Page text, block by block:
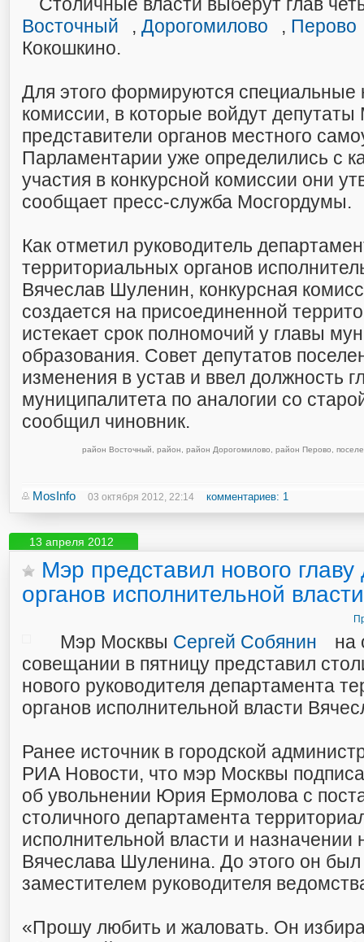
Восточный
, Дорогомилово , Перово
Кокошкино.
Для этого формируются специальные
комиссии, в которые войдут
представители органов местного
Парламентарии уже определились с
участия в конкурсной комиссии они
сообщает пресс-служба Мосгордумы.
Как отметил руководитель
территориальных органов
Вячеслав Шуленин, конкурсная
создается на присоединенной
истекает срок полномочий у главы
образования. Совет депутатов
изменения в устав и ввел должность
муниципалитета по аналогии со
сообщил чиновник.
район Восточный район район Дорогомилово район Перово
MosInfo 03 октября 2012, 22:14 комментариев: 1
13 апреля 2012
Мэр представил нового
органов исполнительной власти
Мэр Москвы Сергей Собянин
на
совещании в пятницу представил
нового руководителя департамента
органов исполнительной власти
Ранее источник в городской
РИА Новости, что мэр Москвы
об увольнении Юрия Ермолова с
столичного департамента
исполнительной власти и назначении
Вячеслава Шуленина. До этого он
заместителем руководителя
«Прошу любить и жаловать. Он